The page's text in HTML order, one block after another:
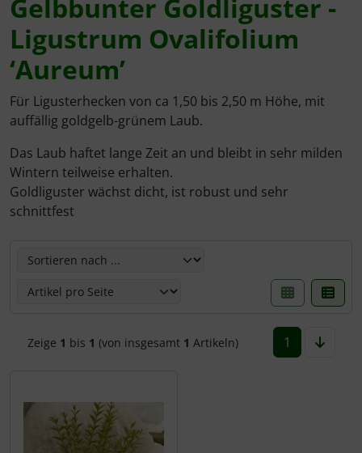
Gelbbunter Goldliguster -
Ligustrum Ovalifolium
‘Aureum’
Für Ligusterhecken von ca 1,50 bis 2,50 m Höhe, mit
auffällig goldgelb-grünem Laub.
Das Laub haftet lange Zeit an und bleibt in sehr milden
Wintern teilweise erhalten.
Goldliguster wächst dicht, ist robust und sehr
schnittfest
Zeige 1 bis 1 (von insgesamt 1 Artikeln) 1